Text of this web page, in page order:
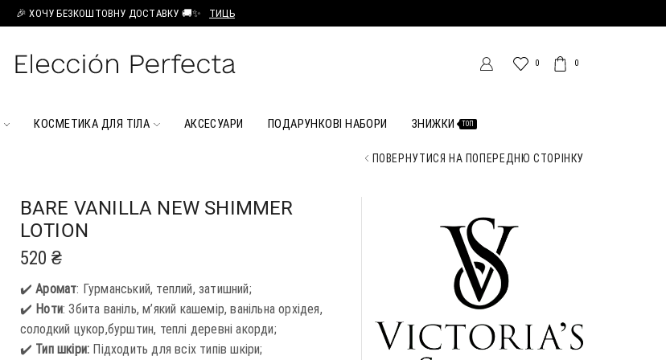
🎉 ХОЧУ БЕЗКОШТОВНУ ДОСТАВКУ 🚚✨ ТИЦЬ
0 0
КОСМЕТИКА ДЛЯ ТІЛА АКСЕСУАРИ ПОДАРУНКОВІ НАБОРИ ЗНИЖКИ ТОП
ПОВЕРНУТИСЯ НА ПОПЕРЕДНЮ СТОРІНКУ
BARE VANILLA NEW SHIMMER
LOTION
520 ₴
✔️Аромат: Гурманський, теплий, затишний;
✔️ Ноти: Збита ваніль, м’який кашемір, ванільна орхідея,
солодкий цукор,бурштин, теплі деревні акорди;
✔️ Тип шкіри: Підходить для всіх типів шкіри;